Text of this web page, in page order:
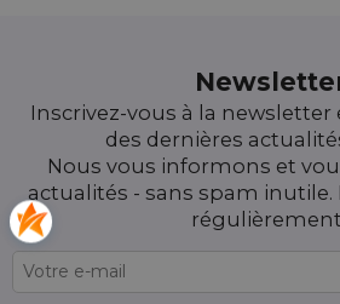
Inscrivez-vous à la
des dernières
Nous vous informons et
actualités - sans spam inutile.